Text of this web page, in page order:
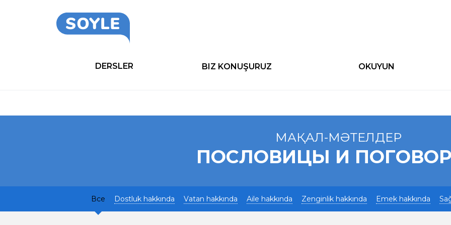
DERSLER BIZ KONUŞURUZ OKUYUN
МАҚАЛ-МӘТЕЛДЕР
ПОСЛОВИЦЫ И
Все Dostluk hakkında Vatan hakkında Aile hakkında Zenginlik hakkında Emek hakkında